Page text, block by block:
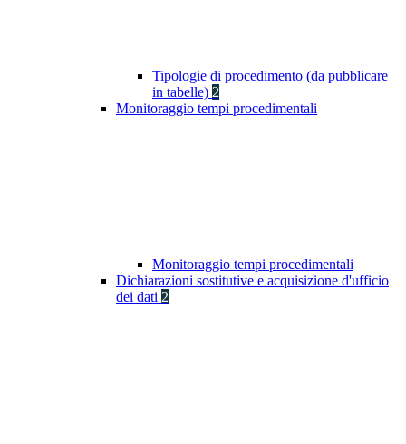
Tipologie di procedimento (da pubblicare
in tabelle) 2
Monitoraggio tempi procedimentali
Monitoraggio tempi procedimentali
Dichiarazioni sostitutive e acquisizione d'ufficio
dei dati 2